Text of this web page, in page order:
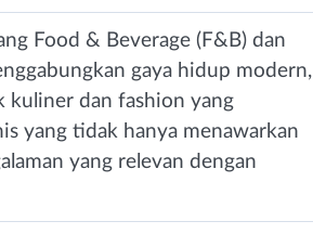
Food & Beverage (F&B) dan
gaya hidup modern,
kuliner dan fashion yang
yang tidak hanya menawarkan
yang relevan dengan